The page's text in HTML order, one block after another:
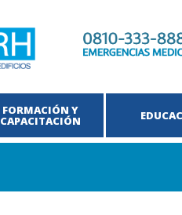
FORMACIÓN Y
CAPACITACIÓN